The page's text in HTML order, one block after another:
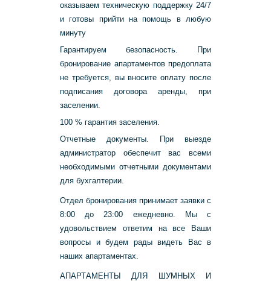
оказываем техническую поддержку 24/7
и готовы прийти на помощь в любую
минуту
Гарантируем безопасность. При
бронирование апартаментов предоплата
не требуется, вы вносите оплату после
подписания договора аренды, при
заселении.
100 % гарантия заселения.
Отчетные документы. При выезде
администратор обеспечит вас всеми
необходимыми отчетными документами
для бухгалтерии.
Отдел бронирования принимает заявки с
8:00 до 23:00 ежедневно. Мы с
удовольствием ответим на все Ваши
вопросы и будем рады видеть Вас в
наших апартаментах.
АПАРТАМЕНТЫ ДЛЯ ШУМНЫХ И